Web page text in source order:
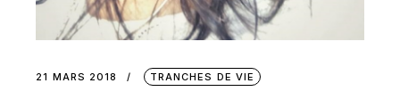
21 MARS 2018 TRANCHES DE VIE